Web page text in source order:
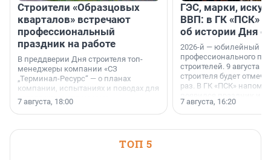
Строители «Образцовых
кварталов» встречают
профессиональный
праздник на работе
В преддверии Дня строителя топ-
менеджеры компании «СЗ
„Терминал-Ресурс“ — о планах
компании, испытаниях и поводах для
осторожного оптимизма.
7 августа, 18:00
ГЭС, марки,
ВВП: в ГК «ПСК»
об истории Дня
2026-й — юбилейный
профессионального
строителей. 9 августа
строителя будет
раз. В ГК «ПСК»
поменялась роль
7 августа, 16:20
ТОП 5